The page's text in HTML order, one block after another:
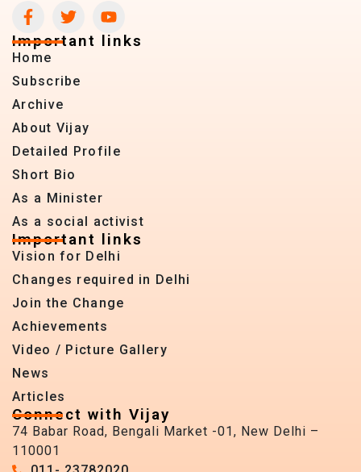
Important links
Home
Subscribe
Archive
About Vijay
Detailed Profile
Short Bio
As a Minister
As a social activist
Important links
Vision for Delhi
Changes required in Delhi
Join the Change
Achievements
Video / Picture Gallery
News
Articles
Connect with Vijay
74 Babar Road, Bengali Market -01, New Delhi –
110001